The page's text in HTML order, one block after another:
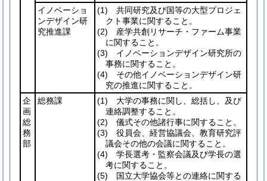
イノベーショ
ンデザイン研
究推進課
(1) 共同研究及び国等の大型プロジェ
クト事業に関すること。
(2) 産学共創リサーチ・ファーム事業
に関すること。
(3) イノベーションデザイン研究所の
事務に関すること。
(4) その他イノベーションデザイン研
究の推進に関すること。
企
画
総
務
部
総務課 (1) 大学の事務に関し、総括し、及び
連絡調整すること。
(2) 儀式その他諸行事に関すること。
(3) 役員会、経営協議会、教育研究評
議会その他の会議に関すること。
(4) 学長選考・監察会議及び学長の選
考に関すること。
(5) 国立大学協会等との連絡に関する